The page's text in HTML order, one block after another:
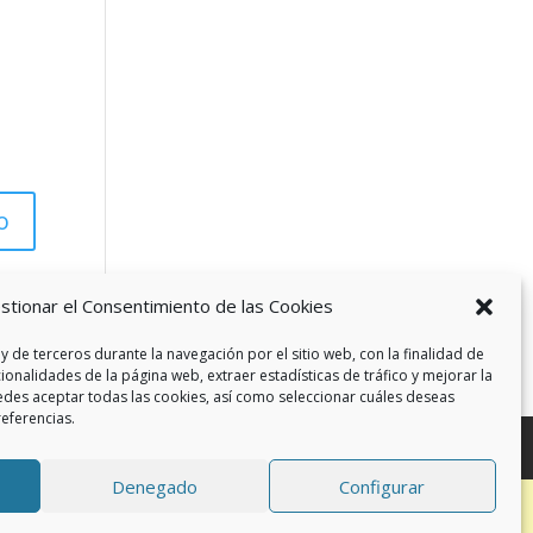
el Consentimiento de las Cookies
de terceros durante la navegación por el sitio web, con la finalidad de
de la página web, extraer estadísticas de tráfico y mejorar la
aceptar todas las cookies, así como seleccionar cuáles deseas
Denegado Configurar